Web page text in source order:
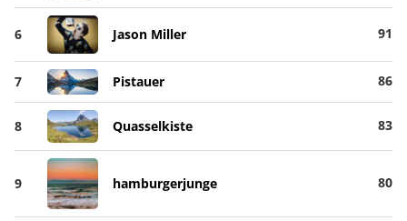
6 Jason Miller 91
7 Pistauer 86
8 Quasselkiste 83
9 hamburgerjunge 80